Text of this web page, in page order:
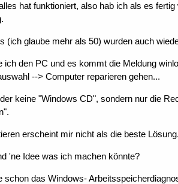
hat funktioniert, also hab ich als es
(ich glaube mehr als 50) wurden auch
ich den PC und es kommt die Meldung
--> Computer reparieren gehen...
keine "Windows CD", sondern nur die
erscheint mir nicht als die beste Lösung.
'ne Idee was ich machen könnte?
schon das Windows-